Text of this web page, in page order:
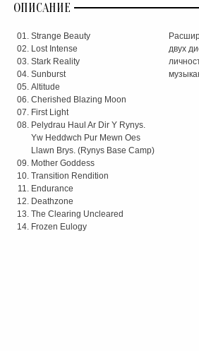
ОПИСАНИЕ
Strange Beauty
Lost Intense
Stark Reality
Sunburst
Altitude
Cherished Blazing Moon
First Light
Pelydrau Haul Ar Dir Y Rynys.
Yw Heddwch Pur Mewn Oes
Llawn Brys. (Rynys Base Camp)
Mother Goddess
Transition Rendition
Endurance
Deathzone
The Clearing Uncleared
Frozen Eulogy
двух